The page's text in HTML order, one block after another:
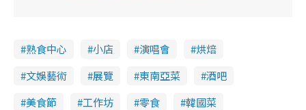
熟食中心 小店 演唱會
烘焙
文娛藝術
展覽 東南亞菜
酒吧
美食節
工作坊 零食
韓國菜